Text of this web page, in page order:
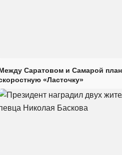
Саратовом и Самарой
«Ласточку»